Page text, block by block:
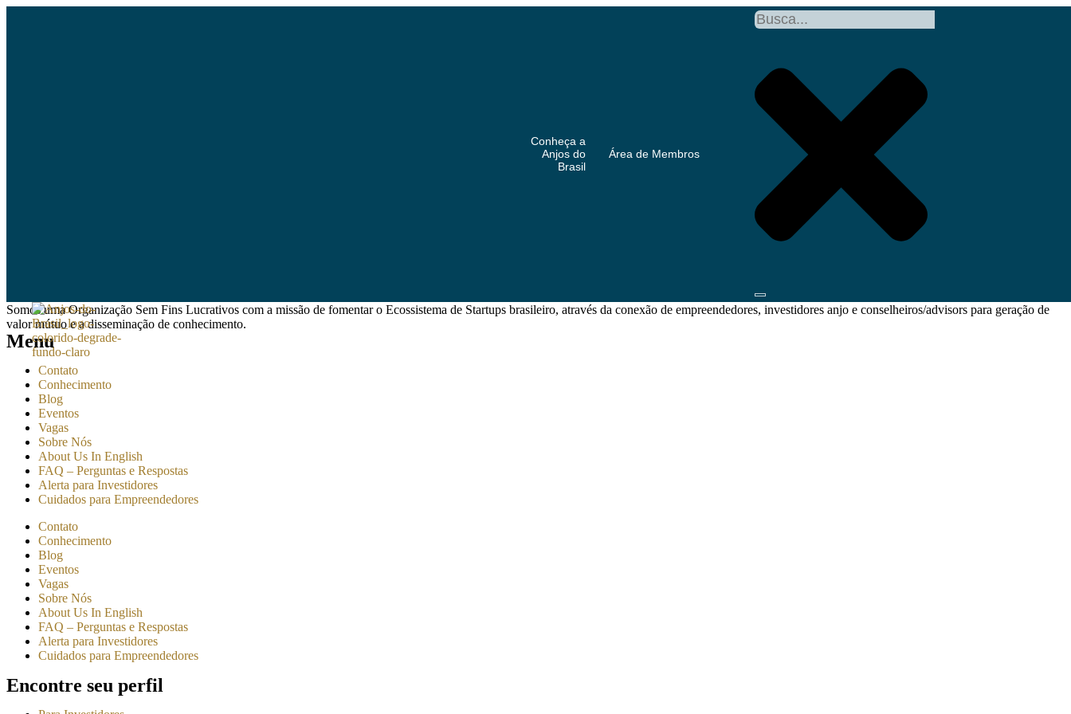
Conheça a
Anjos do
Brasil
Área de Membros
Somos uma Organização Sem Fins Lucrativos com a missão de fomentar o Ecossistema de Startups brasileiro, através da conexão de empreendedores, investidores anjo e conselheiros/advisors para geração de
valor mútuo e a disseminação de conhecimento.
Menu
Contato
Conhecimento
Blog
Eventos
Vagas
Sobre Nós
About Us In English
FAQ – Perguntas e Respostas
Alerta para Investidores
Cuidados para Empreendedores
Contato
Conhecimento
Blog
Eventos
Vagas
Sobre Nós
About Us In English
FAQ – Perguntas e Respostas
Alerta para Investidores
Cuidados para Empreendedores
Encontre seu perfil